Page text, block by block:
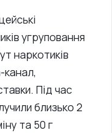
угруповання
наркотиків
канал,
Під час
близько 2
та 50 г